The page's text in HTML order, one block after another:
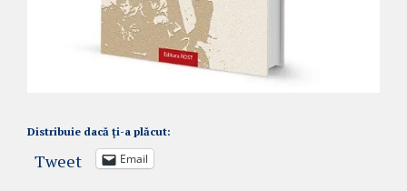
Distribuie dacă ți-a plăcut:
Tweet Email